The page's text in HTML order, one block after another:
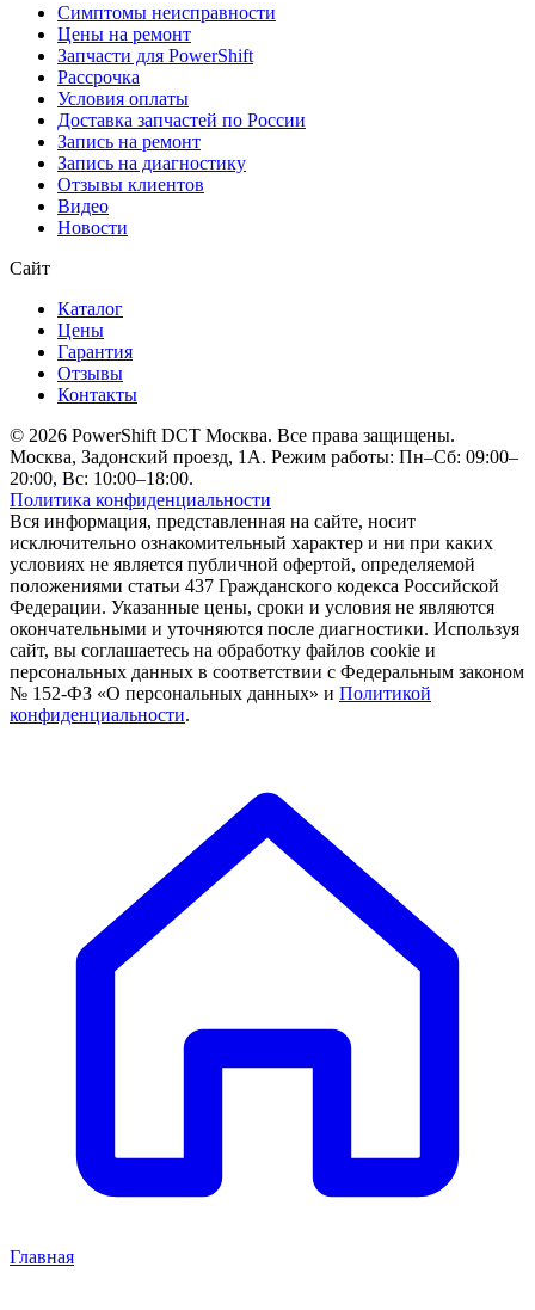
Симптомы неисправности
Цены на ремонт
Запчасти для PowerShift
Рассрочка
Условия оплаты
Доставка запчастей по России
Запись на ремонт
Запись на диагностику
Отзывы клиентов
Видео
Новости
Сайт
Каталог
Цены
Гарантия
Отзывы
Контакты
© 2026 PowerShift DCT Москва. Все права защищены.
Москва, Задонский проезд, 1А. Режим работы: Пн–Сб: 09:00–
20:00, Вс: 10:00–18:00.
Политика конфиденциальности
Вся информация, представленная на сайте, носит
исключительно ознакомительный характер и ни при каких
условиях не является публичной офертой, определяемой
положениями статьи 437 Гражданского кодекса Российской
Федерации. Указанные цены, сроки и условия не являются
окончательными и уточняются после диагностики. Используя
сайт, вы соглашаетесь на обработку файлов cookie и
персональных данных в соответствии с Федеральным законом
№ 152-ФЗ «О персональных данных» и Политикой
конфиденциальности.
Главная